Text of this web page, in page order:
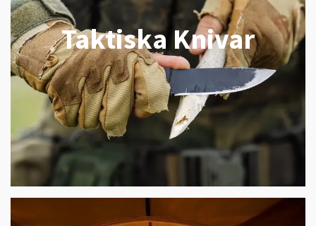
Taktiska Knivar